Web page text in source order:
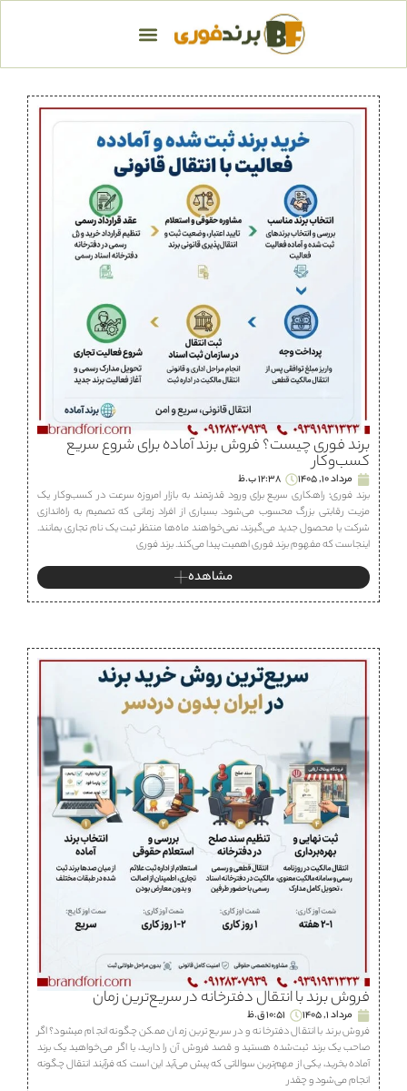
برند فوری چیست؟ فروش برند آماده برای شروع سریع
کسب‌وکار
مرداد 10, 1405
12:38 ب.ظ
برند فوری؛ راهکاری سریع برای ورود قدرتمند به بازار امروزه سرعت در کسب‌وکار یک
مزیت رقابتی بزرگ محسوب می‌شود. بسیاری از افراد زمانی که تصمیم به راه‌اندازی
شرکت یا محصول جدید می‌گیرند، نمی‌خواهند ماه‌ها منتظر ثبت یک نام تجاری بمانند.
اینجاست که مفهوم برند فوری اهمیت پیدا می‌کند. برند فوری
مشاهده
فروش برند با انتقال دفترخانه در سریع‌ترین زمان
مرداد 1, 1405
10:51 ق.ظ
فروش برند با انتقال دفترخانه و در سریع ترین زمان ممکن چگونه انجام میشود؟ اگر
صاحب یک برند ثبت‌شده هستید و قصد فروش آن را دارید، یا اگر می‌خواهید یک برند
آماده بخرید، یکی از مهم‌ترین سوالاتی که پیش می‌آید این است که فرآیند انتقال چگونه
انجام می‌شود و چقدر